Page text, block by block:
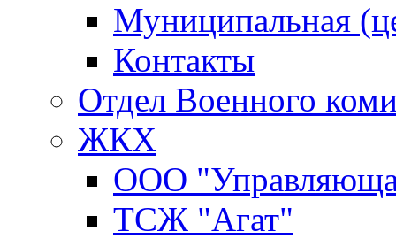
Муниципальная
Контакты
Отдел Военного
ЖКХ
ООО
ТСЖ "Агат"